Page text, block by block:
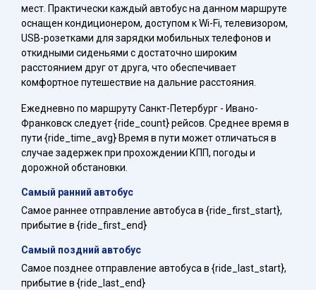
мест. Практически каждый автобус на данном маршруте
оснащен кондиционером, доступом к Wi-Fi, телевизором,
USB-розетками для зарядки мобильных телефонов и
откидными сиденьями с достаточно широким
расстоянием друг от друга, что обеспечивает
комфортное путешествие на дальние расстояния.
Ежедневно по маршруту Санкт-Петербург - Ивано-
Франковск следует {ride_count} рейсов. Среднее время в
пути {ride_time_avg} Время в пути может отличаться в
случае задержек при прохождении КПП, погоды и
дорожной обстановки.
Самый ранний автобус
Самое раннее отправление автобуса в {ride_first_start},
прибытие в {ride_first_end}
Самый поздний автобус
Самое позднее отправление автобуса в {ride_last_start},
прибытие в {ride_last_end}